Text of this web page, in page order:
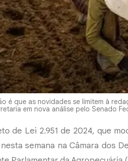
é que as novidades se limitem à
em nova análise pelo Senado
de Lei 2.951 de 2024, que
semana na Câmara dos